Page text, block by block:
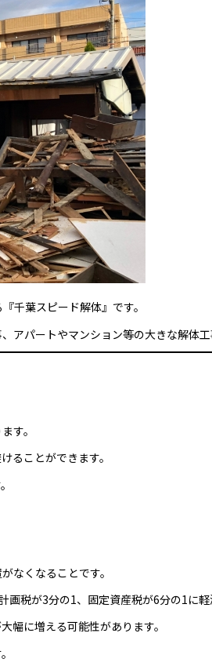
千葉スピード解体』です。
パートやマンション等の大きな解体
す。
ることができます。
なくなることです。
税が3分の1、固定資産税が6分の1に軽
幅に増える可能性があります。